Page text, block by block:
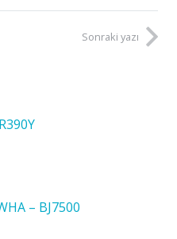
Sonraki yazı
– BJ7500